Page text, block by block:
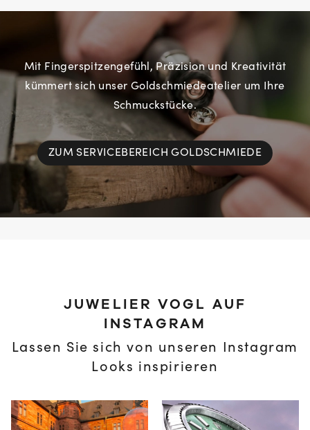
Mit Fingerspitzengefühl, Präzision und Kreativität
kümmert sich unser Goldschmiedeatelier um Ihre
Schmuckstücke.
ZUM SERVICEBEREICH GOLDSCHMIEDE
JUWELIER VOGL AUF
INSTAGRAM
Lassen Sie sich von unseren Instagram
Looks inspirieren